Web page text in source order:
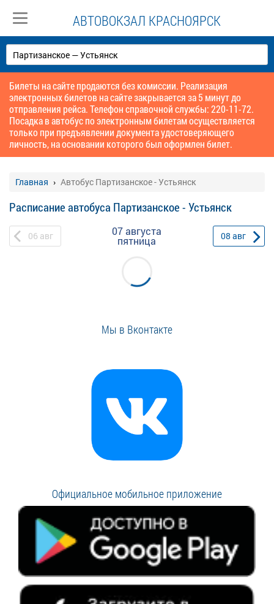
АВТОВОКЗАЛ КРАСНОЯРСК
Билеты на сайте продаются без комиссии. Реализация
электронных билетов на сайте закрывается за 5 минут до
отправления рейса. Телефон справочной службы: 220-11-72.
Посадка в автобус по электронным билетам осуществляется
только при предъявлении документа удостоверяющего
личность, на основании которого был оформлен билет.
Главная Автобус Партизанское - Устьянск
Расписание автобуса Партизанское - Устьянск
06 авг 07 августа
пятница 08 авг
Мы в Вконтакте
Официальное мобильное приложение